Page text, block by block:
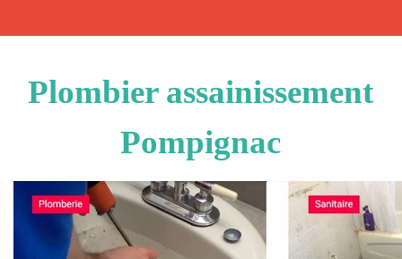
Plombier assainissement
Pompignac